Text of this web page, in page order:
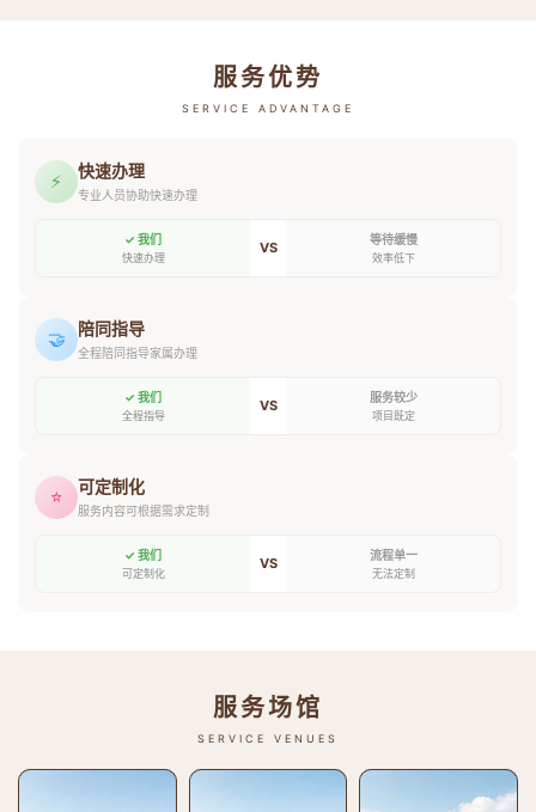
服务优势
SERVICE ADVANTAGE
⚡ 快速办理
专业人员协助快速办理
✓ 我们
快速办理
VS 等待缓慢
效率低下
🤝 陪同指导
全程陪同指导家属办理
✓ 我们
全程指导
VS 服务较少
项目既定
⭐ 可定制化
服务内容可根据需求定制
✓ 我们
可定制化
VS 流程单一
无法定制
服务场馆
SERVICE VENUES